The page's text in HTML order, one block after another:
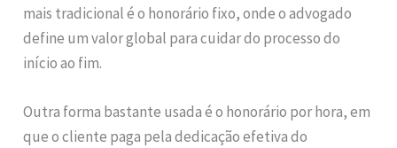
mais tradicional é o honorário fixo, onde o advogado
define um valor global para cuidar do processo do
início ao fim.
Outra forma bastante usada é o honorário por hora, em
que o cliente paga pela dedicação efetiva do